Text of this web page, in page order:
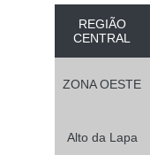
REGIÃO
CENTRAL
ZONA OESTE
Alto da Lapa